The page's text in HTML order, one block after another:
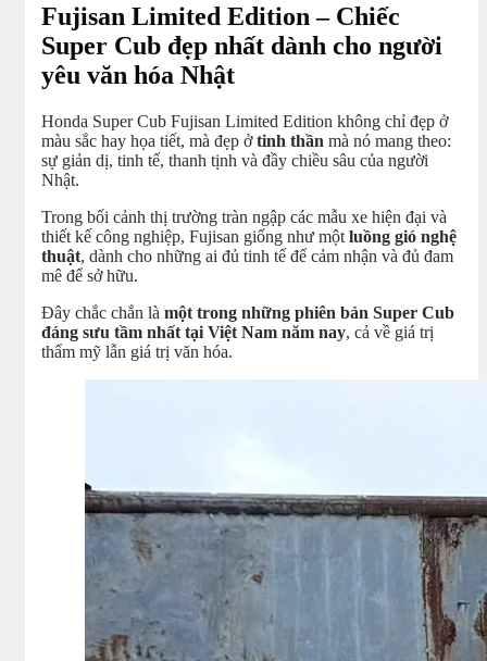
Fujisan Limited Edition – Chiếc
Super Cub đẹp nhất dành cho người
yêu văn hóa Nhật
Honda Super Cub Fujisan Limited Edition không chỉ đẹp ở
màu sắc hay họa tiết, mà đẹp ởtinh thần mà nó mang theo:
sự giản dị, tinh tế, thanh tịnh và đầy chiều sâu của người
Nhật.
Trong bối cảnh thị trường tràn ngập các mẫu xe hiện đại và
thiết kế công nghiệp, Fujisan giống như một luồng gió nghệ
thuật, dành cho những ai đủ tinh tế để cảm nhận và đủ đam
mê để sở hữu.
Đây chắc chắn là một trong những phiên bản Super Cub
đáng sưu tầm nhất tại Việt Nam năm nay, cả về giá trị
thẩm mỹ lẫn giá trị văn hóa.